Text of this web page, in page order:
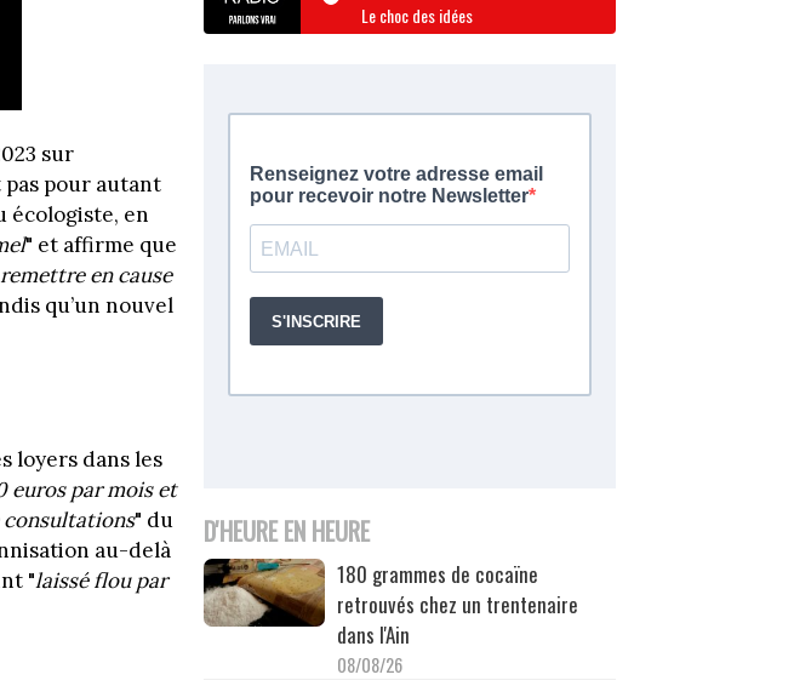
sur
pas pour autant
écologiste, en
" et affirme que
en cause
qu’un nouvel
loyers dans les
euros par mois et
consultations" du
au-delà
"laissé flou par
Le choc des idées
D'HEURE EN HEURE
180 grammes de cocaïne
retrouvés chez un trentenaire
dans l'Ain
08/08/26